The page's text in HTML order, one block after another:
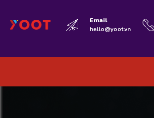
Email
hello@yoot.vn